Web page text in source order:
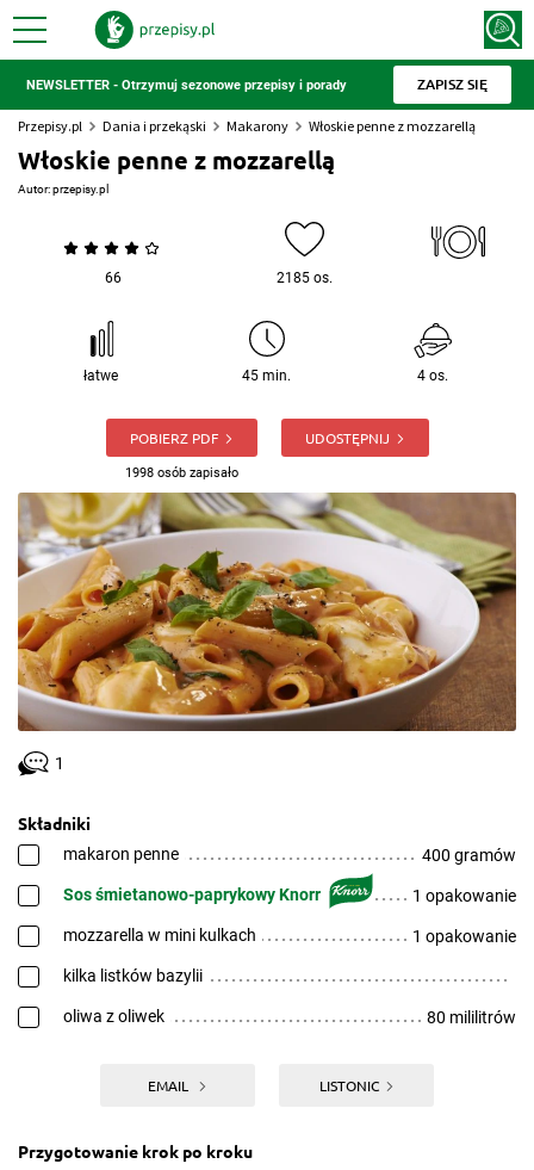
NEWSLETTER - Otrzymuj sezonowe przepisy i porady ZAPISZ SIĘ
Przepisy.pl Dania i przekąski Makarony Włoskie penne z mozzarellą
Włoskie penne z mozzarellą
Autor:przepisy.pl
66 2185 os.
łatwe 45 min. 4 os.
POBIERZ PDF
1998 osób zapisało
UDOSTĘPNIJ
1
Składniki
makaron penne 400 gramów
Sos śmietanowo-paprykowy Knorr 1 opakowanie
mozzarella w mini kulkach 1 opakowanie
kilka listków bazylii
oliwa z oliwek 80 mililitrów
EMAIL LISTONIC
Przygotowanie krok po kroku